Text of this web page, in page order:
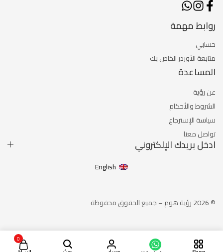
روابط مهمة
حسابي
متابعة الأوردر الخاص بك
المساعدة
عن رؤية
الشروط والأحكام
سياسة الإسترجاع
تواصل معنا
ادخل بريدك الإلكتروني
English
© 2026 رؤية هوم – جميع الحقوق محفوظة
0